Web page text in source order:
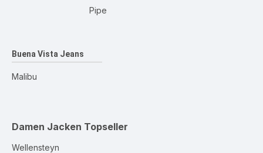
Pipe
Buena Vista Jeans
Malibu
Damen Jacken Topseller
Wellensteyn